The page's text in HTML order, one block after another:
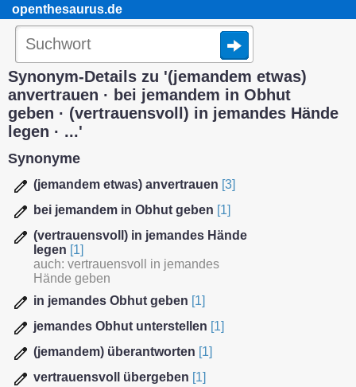
openthesaurus.de
Synonym-Details zu '(jemandem etwas)
anvertrauen · bei jemandem in Obhut
geben · (vertrauensvoll) in jemandes Hände
legen · ...'
Synonyme
(jemandem etwas) anvertrauen [3]
bei jemandem in Obhut geben [1]
(vertrauensvoll) in jemandes Hände
legen [1]
auch: vertrauensvoll in jemandes
Hände geben
in jemandes Obhut geben [1]
jemandes Obhut unterstellen [1]
(jemandem) überantworten [1]
vertrauensvoll übergeben [1]